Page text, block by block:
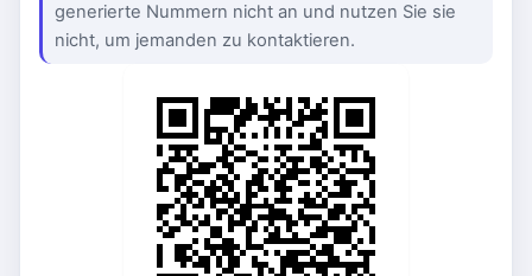
generierte Nummern nicht an und nutzen Sie sie
nicht, um jemanden zu kontaktieren.